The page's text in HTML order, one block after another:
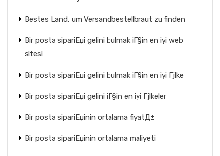
Bestes Land, um Versandbestellbraut zu finden
Bir posta sipariЕџi gelini bulmak iГ§in en iyi web
sitesi
Bir posta sipariЕџi gelini bulmak iГ§in en iyi Гјlke
Bir posta sipariЕџi gelini iГ§in en iyi Гјlkeler
Bir posta sipariЕџinin ortalama fiyatД±
Bir posta sipariЕџinin ortalama maliyeti